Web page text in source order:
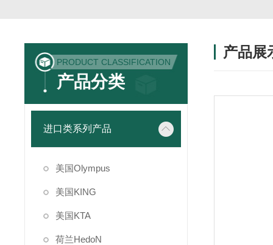
PRODUCT CLASSIFICATION
产品分类
进口类系列产品
美国Olympus
美国KING
美国KTA
荷兰HedoN
产品展